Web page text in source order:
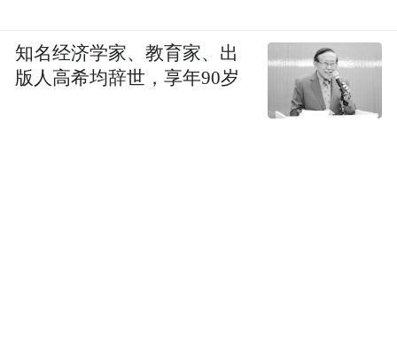
知名经济学家、教育家、出
版人高希均辞世，享年90岁